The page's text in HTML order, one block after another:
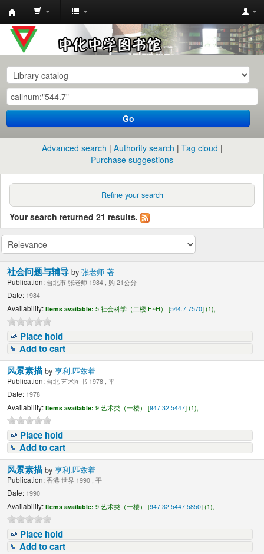
中
化
中
学
图
书
馆
目
Go
Advanced search Authority search
Tag cloud
Purchase suggestions
Refine your search
Your search returned 21 results.
社会问题与辅导by张老师 著
Publication: 台北市 张老师 1984 , 购 21公分
Date: 1984
Availability: Items available: 5 社会科学（二楼 F~H） [544.7 7570] (1),
Place hold
Add to cart
风景素描by亨利.匹兹着
Publication: 台北 艺术图书 1978 , 平
Date: 1978
Availability: Items available: 9 艺术类（一楼） [947.32 5447] (1),
Place hold
Add to cart
风景素描by亨利.匹兹着
Publication: 香港 世界 1990 , 平
Date: 1990
Availability: Items available: 9 艺术类（一楼） [947.32 5447 5850] (1),
Place hold
Add to cart